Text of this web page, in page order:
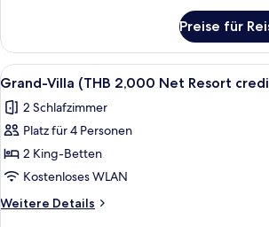
Resort
credit
per
Night)
anzeigen
eigener
Pool,
Meerblick
2,000
Net
credit
per
Preise für
Alle
Fotos
für
Grand-
Villa
(THB
2,000
Net
7
Grand-Villa (THB 2,000 Net Resort
2 Schlafzimmer
Platz für 4 Personen
2 King-Betten
Kostenloses WLAN
Weitere Details
Weitere